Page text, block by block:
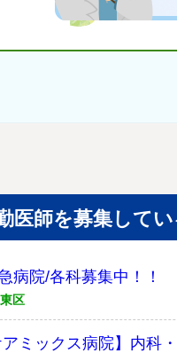
医師を募集して
病院/各科募集中！！
区
アミックス病院】内科